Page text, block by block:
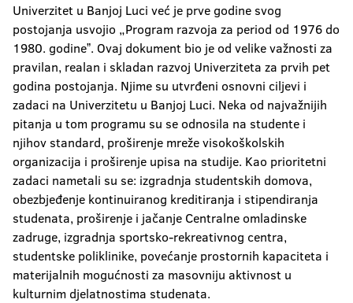
Univerzitet u Banjoj Luci već je prve godine svog
postojanja usvojio „Program razvoja za period od 1976 do
1980. godineˮ. Ovaj dokument bio je od velike važnosti za
pravilan, realan i skladan razvoj Univerziteta za prvih pet
godina postojanja. Njime su utvrđeni osnovni ciljevi i
zadaci na Univerzitetu u Banjoj Luci. Neka od najvažnijih
pitanja u tom programu su se odnosila na studente i
njihov standard, proširenje mreže visokoškolskih
organizacija i proširenje upisa na studije. Kao prioritetni
zadaci nametali su se: izgradnja studentskih domova,
obezbjeđenje kontinuiranog kreditiranja i stipendiranja
studenata, proširenje i jačanje Centralne omladinske
zadruge, izgradnja sportsko-rekreativnog centra,
studentske poliklinike, povećanje prostornih kapaciteta i
materijalnih mogućnosti za masovniju aktivnost u
kulturnim djelatnostima studenata.